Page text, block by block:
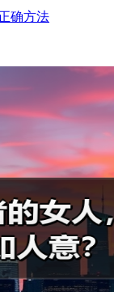
确方法